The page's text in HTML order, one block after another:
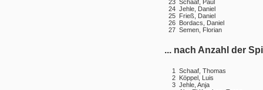
23 Schaaf, Paul
24 Jehle, Daniel
25 Frieß, Daniel
26 Bordacs, Daniel
27 Semen, Florian
... nach Anzahl der
1
Schaaf, Thomas
2 Köppel, Luis
3 Jehle, Anja